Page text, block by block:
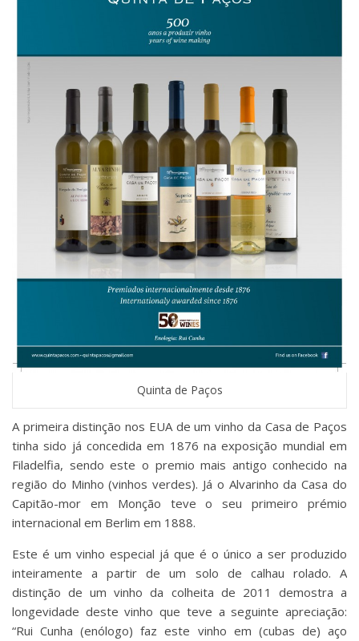
Quinta de Paços
A primeira distinção nos EUA de um vinho da Casa de Paços
tinha sido já concedida em 1876 na exposição mundial em
Filadelfia, sendo este o premio mais antigo conhecido na
região do Minho (vinhos verdes). Já o Alvarinho da Casa do
Capitão-mor em Monção teve o seu primeiro prémio
internacional em Berlim em 1888.
Este é um vinho especial já que é o único a ser produzido
inteiramente a partir de um solo de calhau rolado. A
distinção de um vinho da colheita de 2011 demostra a
longevidade deste vinho que teve a seguinte apreciação:
“Rui Cunha (enólogo) faz este vinho em (cubas de) aço